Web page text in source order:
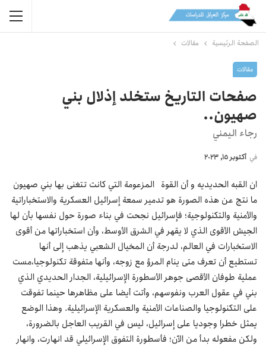
الصفحة الرئيسية مقالات
مقالات
صفحات التاريخ ستخلد إذلال بني
صهيون..
رجاء اليمني
في أكتوبر 15, 2023
ان القبه الحديديه و أن القوة المزعومة التي كانت تتغنى بها بني صهيون
ما نتج عن هذه الصورة هو تدمير سمعة إسرائيل العسكرية والاستخباراتية
والأمنية والتكنولوجية؛ فإسرائيل نجحت في بناء صورة حول نفسها بأن لها
الجيش الأقوى الذي لا يقهر في الشرق الأوسط، وأن استخباراتها من أقوى
الاستخبارات في العالم، لدرجة أن المخيال الشعبي يذهب إلى أنها
تستطيع أن تعرف متى ينام المرؤ مع زوجه، وأنها متفوقة تكنولوجيا،مست
عملية طوفان الأقصى جوهر الأسطورة الإسرائيلية، الجدار الحديدي الذي
بني في عقول العرب ونفوسهم، وأتت أيضا على مظاهرها حينما تفوقت
على التكنولوجيا والصناعات الأمنية والعسكرية الإسرائيلية. وهذا الوضع
يمثل خطرا وجوديا على إسرائيل، ليس في القريب العاجل بالضرورة،
ولكن مفعوله بدأ من الآن؛ فأسطورة التفوق الإسرائيلي قد انهارت، وانهار